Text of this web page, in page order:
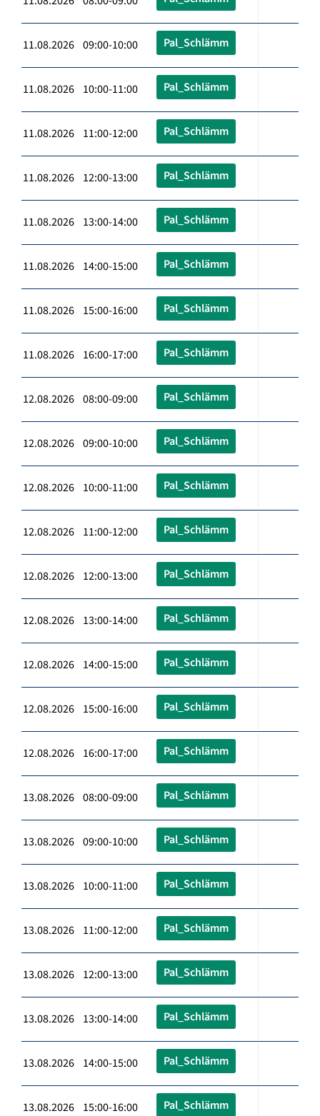
11.08.2026 09:00-10:00 Pal_Schlämm
11.08.2026 10:00-11:00 Pal_Schlämm
11.08.2026 11:00-12:00 Pal_Schlämm
11.08.2026 12:00-13:00 Pal_Schlämm
11.08.2026 13:00-14:00 Pal_Schlämm
11.08.2026 14:00-15:00 Pal_Schlämm
11.08.2026 15:00-16:00 Pal_Schlämm
11.08.2026 16:00-17:00 Pal_Schlämm
12.08.2026 08:00-09:00 Pal_Schlämm
12.08.2026 09:00-10:00 Pal_Schlämm
12.08.2026 10:00-11:00 Pal_Schlämm
12.08.2026 11:00-12:00 Pal_Schlämm
12.08.2026 12:00-13:00 Pal_Schlämm
12.08.2026 13:00-14:00 Pal_Schlämm
12.08.2026 14:00-15:00 Pal_Schlämm
12.08.2026 15:00-16:00 Pal_Schlämm
12.08.2026 16:00-17:00 Pal_Schlämm
13.08.2026 08:00-09:00 Pal_Schlämm
13.08.2026 09:00-10:00 Pal_Schlämm
13.08.2026 10:00-11:00 Pal_Schlämm
13.08.2026 11:00-12:00 Pal_Schlämm
13.08.2026 12:00-13:00 Pal_Schlämm
13.08.2026 13:00-14:00 Pal_Schlämm
13.08.2026 14:00-15:00 Pal_Schlämm
13.08.2026 15:00-16:00 Pal_Schlämm